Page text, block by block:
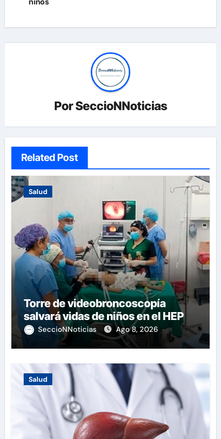
PorSeccioNNoticias
Related Post
Salud
Torre de videobroncoscopía
salvará vidas de niños en el HEP
SeccioNNoticias Ago 8, 2026
Salud